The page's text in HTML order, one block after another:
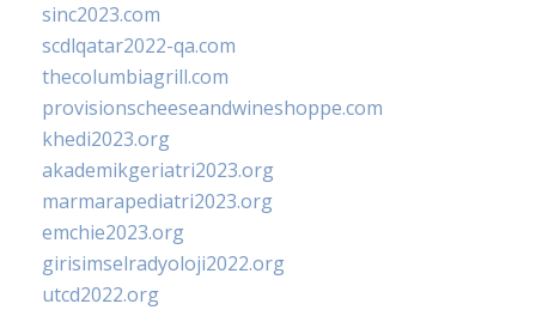
sinc2023.com
scdlqatar2022-qa.com
thecolumbiagrill.com
provisionscheeseandwineshoppe.com
khedi2023.org
akademikgeriatri2023.org
marmarapediatri2023.org
emchie2023.org
girisimselradyoloji2022.org
utcd2022.org